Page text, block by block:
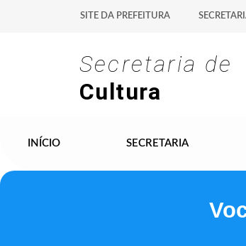
SITE DA PREFEITURA
Secretaria de
Cultura
INÍCIO SECRETARIA